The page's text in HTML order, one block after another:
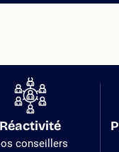
Réactivité
conseillers